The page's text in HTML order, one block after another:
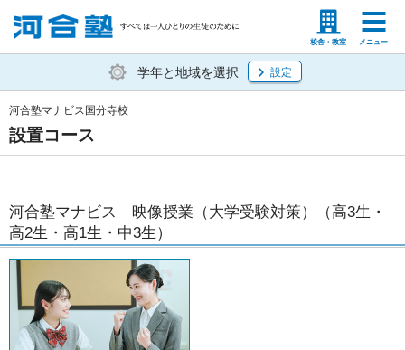
校舎・教室 メニュー
塾生の方 高等学校の先生
学年と地域を選択 設定
設置コース
河合塾マナビス国分寺校
河合塾マナビス 映像授業（大学受験対策）（高3生・
高2生・高1生・中3生）